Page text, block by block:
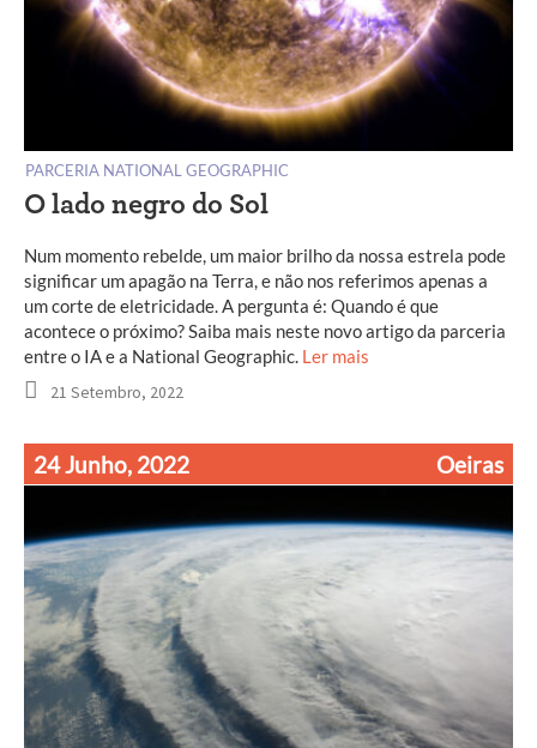
PARCERIA NATIONAL GEOGRAPHIC
O lado negro do Sol
Num momento rebelde, um maior brilho da nossa estrela pode
significar um apagão na Terra, e não nos referimos apenas a
um corte de eletricidade. A pergunta é: Quando é que
acontece o próximo? Saiba mais neste novo artigo da parceria
entre o IA e a National Geographic. Ler mais
21 Setembro, 2022
24 Junho, 2022 Oeiras